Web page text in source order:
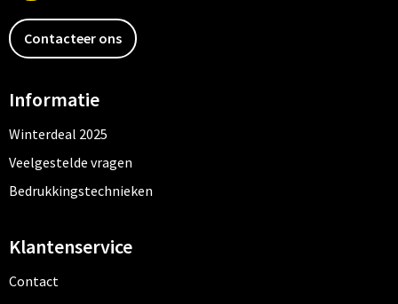
Contacteer ons
Informatie
Winterdeal 2025
Veelgestelde vragen
Bedrukkingstechnieken
Klantenservice
Contact